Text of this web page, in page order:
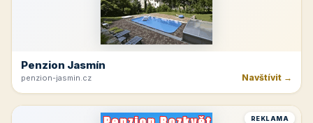
Penzion Jasmín
penzion-jasmin.cz Navštívit →
REKLAMA